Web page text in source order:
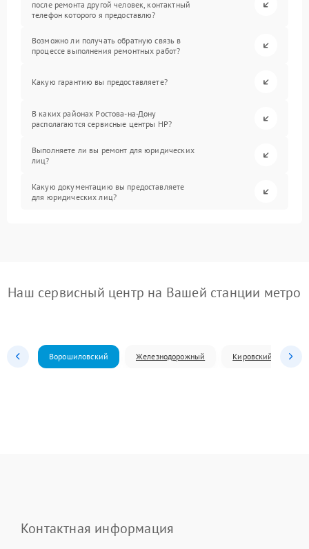
после ремонта другой человек, контактный
телефон которого я предоставлю?
Возможно ли получать обратную связь в
процессе выполнения ремонтных работ?
Какую гарантию вы предоставляете?
В каких районах Ростова-на-Дону
располагаются сервисные центры HP?
Выполняете ли вы ремонт для юридических
лиц?
Какую документацию вы предоставляете
для юридических лиц?
Наш сервисный центр на Вашей станции метро
Ворошиловский Железнодорожный Кировский
Контактная информация